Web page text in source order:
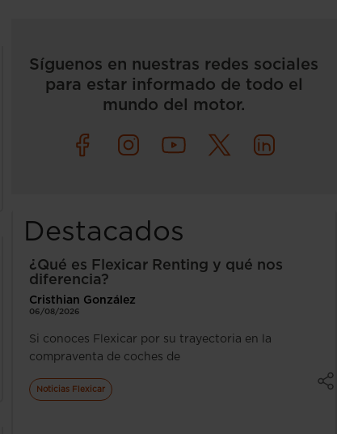
Síguenos en nuestras redes sociales
para estar informado de todo el
mundo del motor.
Destacados
¿Qué es Flexicar Renting y qué nos
diferencia?
Cristhian González
06/08/2026
Si conoces Flexicar por su trayectoria en la
compraventa de coches de
Noticias Flexicar